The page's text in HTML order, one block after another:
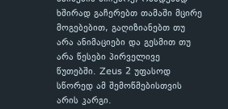
ხშირად გაჩერებთ თამაში მცირე
მოგებებით, გაღიზიანებთ თუ
არა ანიმაციები და გესმით თუ
არა წესები პირველივე
წუთებში. Zeus 2 უფასოდ
სწორედ ამ შემოწმებისთვის
არის კარგი.